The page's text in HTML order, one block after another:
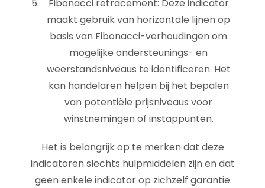
Fibonacci retracement: Deze indicator
maakt gebruik van horizontale lijnen op
basis van Fibonacci-verhoudingen om
mogelijke ondersteunings- en
weerstandsniveaus te identificeren. Het
kan handelaren helpen bij het bepalen
van potentiële prijsniveaus voor
winstnemingen of instappunten.
Het is belangrijk op te merken dat deze
indicatoren slechts hulpmiddelen zijn en dat
geen enkele indicator op zichzelf garantie